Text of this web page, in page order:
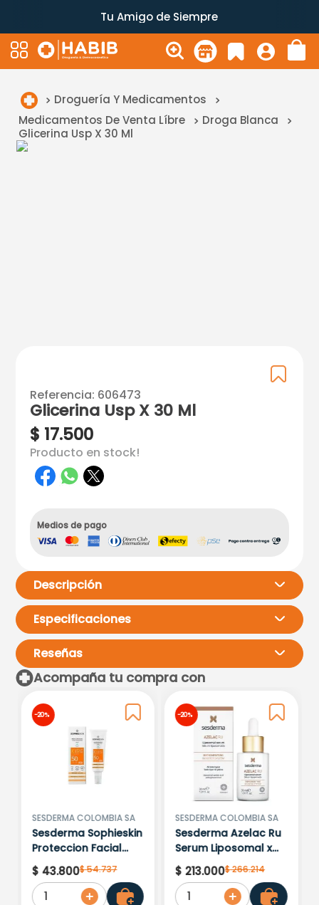
Tu Amigo de Siempre
Droguería Y Medicamentos
Medicamentos De Venta Líbre
Droga Blanca
Glicerina Usp X 30 Ml
Referencia: 606473
Glicerina Usp X 30 Ml
$ 17.500
Producto en stock!
Medios de pago
Descripción
Especificaciones
Reseñas
Por favor, inicia sesión para
escribir un comentario.
Más reciente
Acompaña tu compra con
-20 %
SESDERMA COLOMBIA SA
Sesderma Sophieskin
Proteccion Facial
Kids Hypoallergenic
Spf 500 Moisturising
$ 43.800$54.737
1
-20 %
SESDERMA COLOMBIA SA
Sesderma Azelac Ru
Serum Liposomal x
30ml
$ 213.000$266.214
1